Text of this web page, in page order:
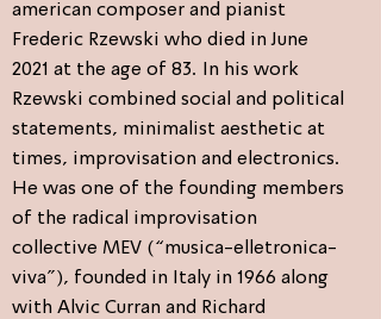
american composer and pianist
Frederic Rzewski who died in June
2021 at the age of 83. In his work
Rzewski combined social and political
statements, minimalist aesthetic at
times, improvisation and electronics.
He was one of the founding members
of the radical improvisation
collective MEV (“musica-elletronica-
viva”), founded in Italy in 1966 along
with Alvic Curran and Richard